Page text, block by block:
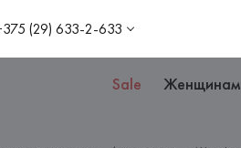
(29) 633-2-633
Sale Женщинам